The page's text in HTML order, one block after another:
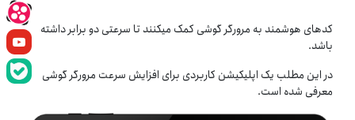
کدهای هوشمند به مرورگر گوشی کمک می­کنند تا سرعتی دو برابر داشته
باشد.
در این مطلب یک اپلیکیشن کاربردی برای افزایش سرعت مرورگر گوشی
معرفی شده است.